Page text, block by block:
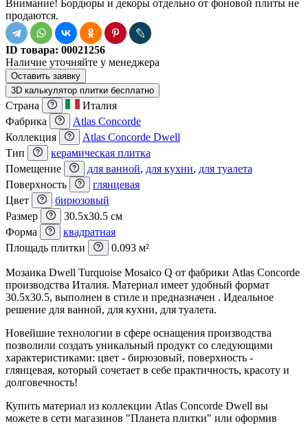
Внимание! Бордюры и декоры отдельно от фоновой плиты не
продаются.
ID товара: 00021256
Наличие уточняйте у менеджера
Оставить заявку
3D калькулятор плитки бесплатно
Страна
Италия
Фабрика
Atlas Concorde
Коллекция
Atlas Concorde Dwell
Тип
керамическая плитка
Помещение
для ванной, для кухни, для туалета
Поверхность
глянцевая
Цвет
бирюзовый
Размер
30.5x30.5 см
Форма
квадратная
Площадь плитки
0.093 м²
Мозаика Dwell Turquoise Mosaico Q от фабрики Atlas Concorde
производства Италия. Материал имеет удобный формат
30.5x30.5, выполнен в стиле и предназначен . Идеальное
решение для ванной, для кухни, для туалета.
Новейшие технологии в сфере оснащения производства
позволили создать уникальный продукт со следующими
характеристиками: цвет - бирюзовый, поверхность -
глянцевая, который сочетает в себе практичность, красоту и
долговечность!
Купить материал из коллекции Atlas Concorde Dwell вы
можете в сети магазинов "Планета плитки" или оформив